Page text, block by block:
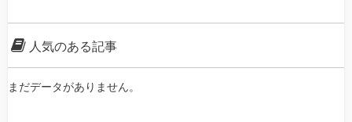
人気のある記事
まだデータがありません。